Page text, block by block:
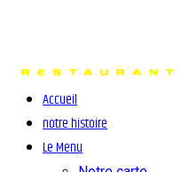
Accueil
notre histoire
Le Menu